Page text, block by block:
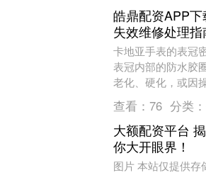
皓鼎配资APP
失效维修处理指
卡地亚手表的表冠
表冠内部的防水胶
老化、硬化，或因
表壳间的机械间隙
水汽、灰尘及细微
查看： 76 分类：
大额配资平台
你大开眼界！
图片 本站仅提供存